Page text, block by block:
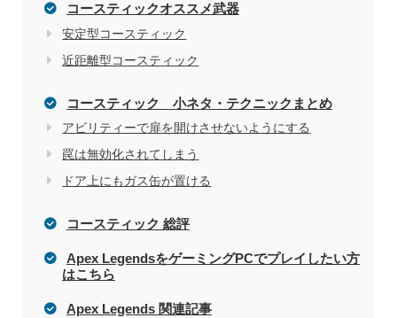
コースティックオススメ武器
安定型コースティック
近距離型コースティック
コースティック 小ネタ・テクニックまとめ
アビリティーで扉を開けさせないようにする
罠は無効化されてしまう
ドア上にもガス缶が置ける
コースティック 総評
Apex LegendsをゲーミングPCでプレイしたい方
はこちら
Apex Legends 関連記事